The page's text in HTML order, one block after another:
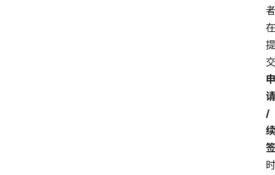
者
在
提
交
申
请
/
续
签
时